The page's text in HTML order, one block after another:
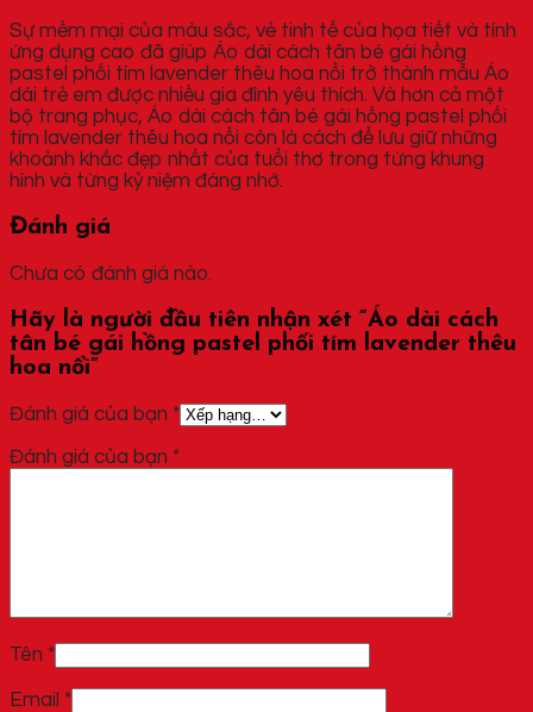
Sự mềm mại của màu sắc, vẻ tinh tế của họa tiết và tính
ứng dụng cao đã giúp Áo dài cách tân bé gái hồng
pastel phối tím lavender thêu hoa nổi trở thành mẫu Áo
dài trẻ em được nhiều gia đình yêu thích. Và hơn cả một
bộ trang phục, Áo dài cách tân bé gái hồng pastel phối
tím lavender thêu hoa nổi còn là cách để lưu giữ những
khoảnh khắc đẹp nhất của tuổi thơ trong từng khung
hình và từng kỷ niệm đáng nhớ.
Đánh giá
Chưa có đánh giá nào.
Hãy là người đầu tiên nhận xét “Áo dài cách
tân bé gái hồng pastel phối tím lavender thêu
hoa nổi”
Đánh giá của bạn *
Đánh giá của bạn *
Tên *
Email *